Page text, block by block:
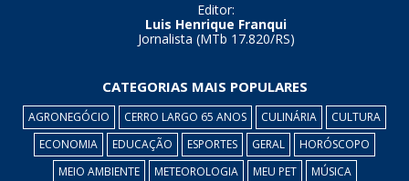
Editor:
Luis Henrique Franqui
Jornalista (MTb 17.820/RS)
CATEGORIAS MAIS POPULARES
AGRONEGÓCIO CERRO LARGO 65 ANOS CULINÁRIA
CULTURA
ECONOMIA
EDUCAÇÃO ESPORTES GERAL
HORÓSCOPO
MEIO AMBIENTE
METEOROLOGIA MEU PET MÚSICA